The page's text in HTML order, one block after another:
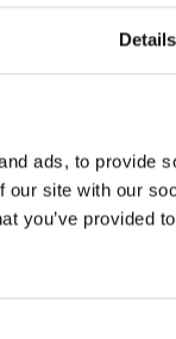
Details
ads, to provide
site with our
you’ve provided
on Instagram